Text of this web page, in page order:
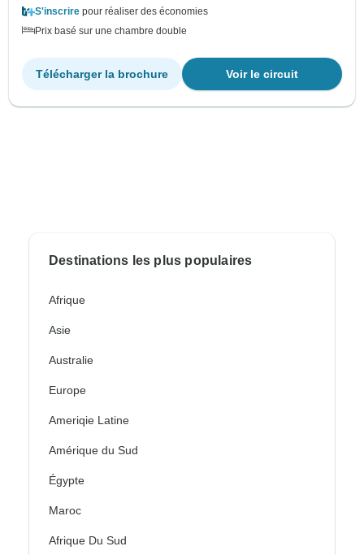
S'inscrire pour réaliser des économies
Prix basé sur une chambre double
Voir le circuit
Télécharger la brochure
Destinations les plus populaires
Afrique
Asie
Australie
Europe
Ameriqie Latine
Amérique du Sud
Égypte
Maroc
Afrique Du Sud